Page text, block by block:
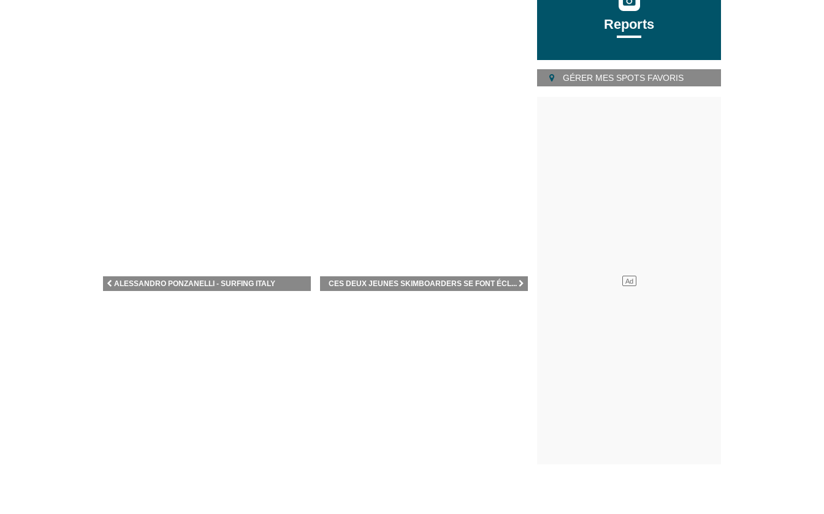
CES DEUX JEUNES SKIMBOARDERS SE FONT ÉCL...
ALESSANDRO PONZANELLI - SURFING ITALY
Reports
GÉRER MES SPOTS FAVORIS